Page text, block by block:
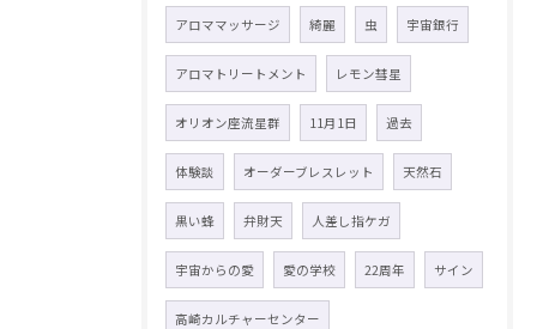
アロママッサージ 綺麗 虫 宇宙銀行
アロマトリートメント レモン彗星
オリオン座流星群 11月1日 過去
体験談 オーダーブレスレット 天然石
黒い蜂 弁財天 人差し指ケガ
宇宙からの愛 愛の学校 22周年 サイン
高崎カルチャーセンター